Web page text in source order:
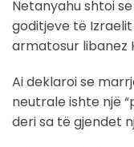
Netanyahu shtoi
goditjeve të
armatosur libanez
Ai deklaroi se
neutrale ishte një
deri sa të gjendet